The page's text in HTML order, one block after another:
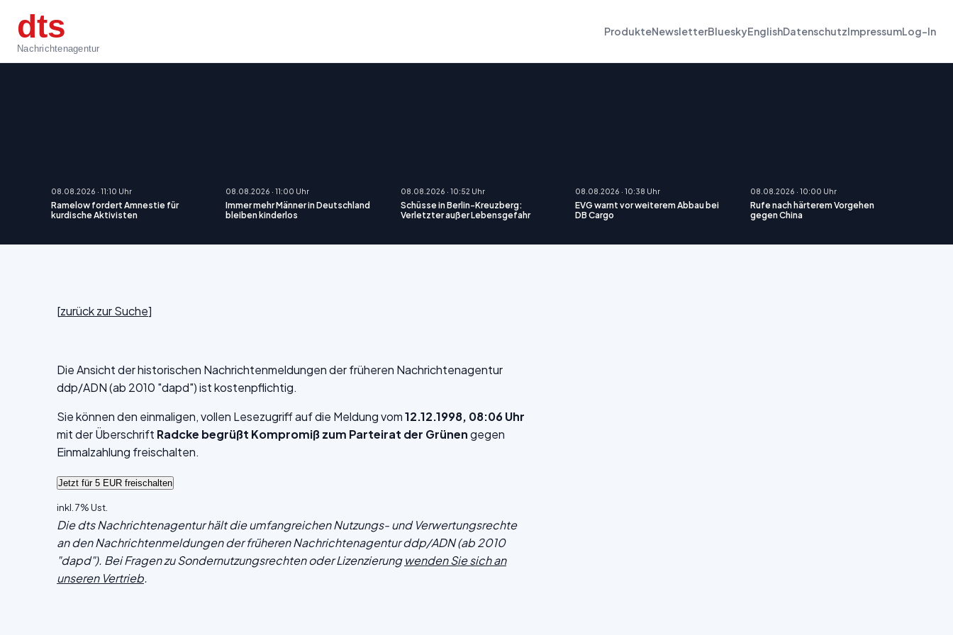
dts
Nachrichtenagentur
ProdukteNewsletterBlueskyEnglishDatenschutzImpressumLog-In
08.08.2026 · 11:10 Uhr
Ramelow fordert Amnestie für
kurdische Aktivisten
08.08.2026 · 11:00 Uhr
Immer mehr Männer in Deutschland
bleiben kinderlos
08.08.2026 · 10:52 Uhr
Schüsse in Berlin-Kreuzberg:
Verletzter außer Lebensgefahr
08.08.2026 · 10:38 Uhr
EVG warnt vor weiterem Abbau bei
DB Cargo
08.08.2026 · 10:00 Uhr
Rufe nach härterem Vorgehen
gegen China
[zurück zur Suche]
Die Ansicht der historischen Nachrichtenmeldungen der früheren Nachrichtenagentur
ddp/ADN (ab 2010 "dapd") ist kostenpflichtig.
Sie können den einmaligen, vollen Lesezugriff auf die Meldung vom12.12.1998, 08:06 Uhr
mit der Überschrift Radcke begrüßt Kompromiß zum Parteirat der Grünengegen
Einmalzahlung freischalten.
inkl. 7% Ust.
Die dts Nachrichtenagentur hält die umfangreichen Nutzungs- und Verwertungsrechte
an den Nachrichtenmeldungen der früheren Nachrichtenagentur ddp/ADN (ab 2010
"dapd"). Bei Fragen zu Sondernutzungsrechten oder Lizenzierungwenden Sie sich an
unseren Vertrieb.